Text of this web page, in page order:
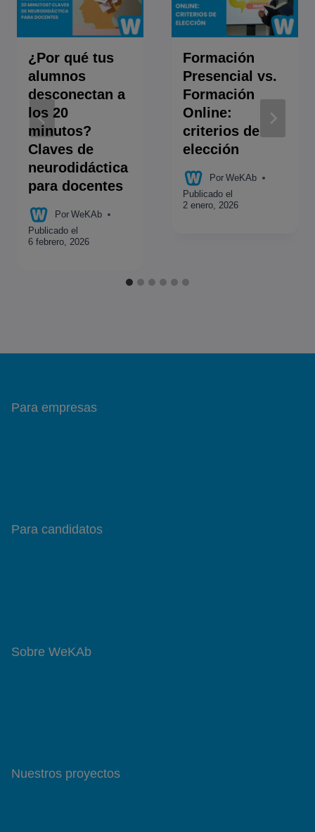
¿Por qué tus
alumnos
desconectan a
los 20
minutos?
Claves de
neurodidáctica
para docentes
Por WeKAb
Publicado el
6 febrero, 2026
Formación
Presencial vs.
Formación
Online:
criterios de
elección
Por WeKAb
Publicado el
2 enero, 2026
Para empresas
Para candidatos
Sobre WeKAb
Nuestros proyectos